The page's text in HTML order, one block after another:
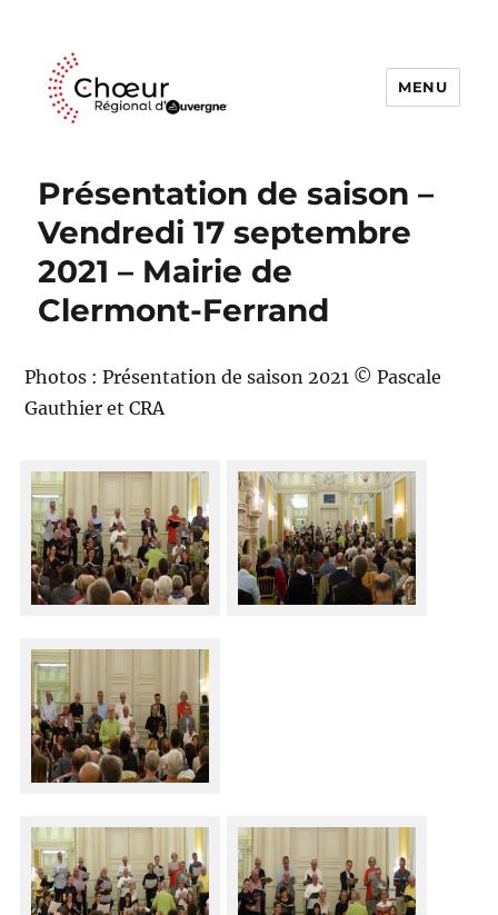
MENU
Présentation de saison –
Vendredi 17 septembre
2021 – Mairie de
Clermont-Ferrand
Photos : Présentation de saison 2021 © Pascale
Gauthier et CRA